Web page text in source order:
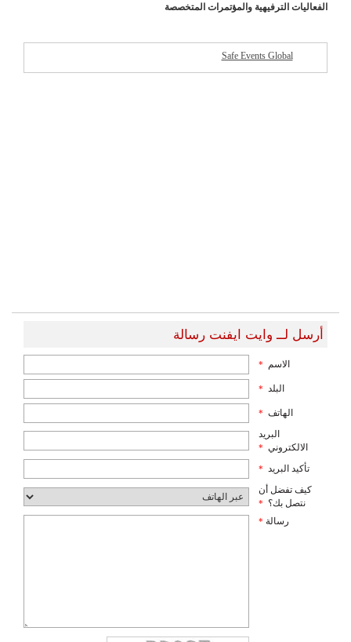
الفعاليات الترفيهية والمؤتمرات المتخصصة
Safe Events Global
أرسل لــ وايت ايفنت رسالة
الاسم *
البلد *
الهاتف *
البريد
الالكتروني *
تأكيد البريد *
كيف تفضل أن
نتصل بك؟ *
رسالة *